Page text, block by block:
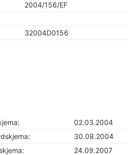
2004/156/EF
32004D0156
02.03.2004
30.08.2004
24.09.2007